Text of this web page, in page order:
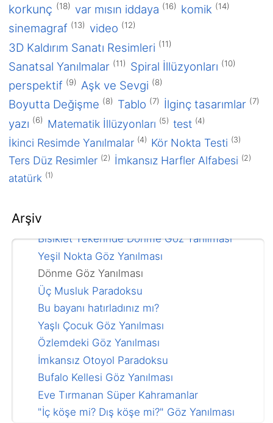
korkunç (18) var mısın iddaya (16) komik (14)
sinemagraf (13) video (12)
3D Kaldırım Sanatı Resimleri (11)
Sanatsal Yanılmalar (11) Spiral İllüzyonları (10)
perspektif (9) Aşk ve Sevgi (8)
Boyutta Değişme (8) Tablo (7) İlginç tasarımlar (7)
yazı (6) Matematik İllüzyonları (5) test (4)
İkinci Resimde Yanılmalar (4) Kör Nokta Testi (3)
Ters Düz Resimler (2) İmkansız Harfler Alfabesi (2)
atatürk (1)
Arşiv
2016
Ocak 2016
2015
Aralık 2015
2013
Mart 2013
Göz yanılmaları nasıl yapılır?
Bisiklet Tekerinde Dönme Göz Yanılması
Yeşil Nokta Göz Yanılması
Dönme Göz Yanılması
Üç Musluk Paradoksu
Bu bayanı hatırladınız mı?
Yaşlı Çocuk Göz Yanılması
Özlemdeki Göz Yanılması
İmkansız Otoyol Paradoksu
Bufalo Kellesi Göz Yanılması
Eve Tırmanan Süper Kahramanlar
"İç köşe mi? Dış köşe mi?" Göz Yanılması